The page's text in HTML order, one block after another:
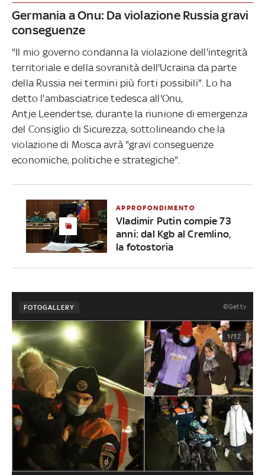
Germania a Onu: Da violazione Russia gravi
conseguenze
"Il mio governo condanna la violazione dell'integrità
territoriale e della sovranità dell'Ucraina da parte
della Russia nei termini più forti possibili". Lo ha
detto l'ambasciatrice tedesca all'Onu,
Antje Leendertse, durante la riunione di emergenza
del Consiglio di Sicurezza, sottolineando che la
violazione di Mosca avrà "gravi conseguenze
economiche, politiche e strategiche".
APPROFONDIMENTO
Vladimir Putin compie 73
anni: dal Kgb al Cremlino,
la fotostoria
FOTOGALLERY ©Getty
1/12